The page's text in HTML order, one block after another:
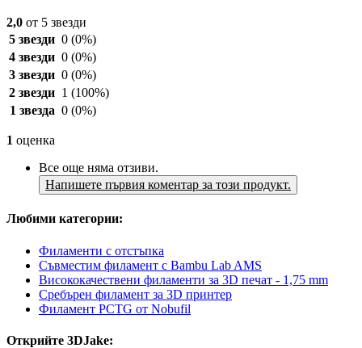
2,0 от 5 звезди
5 звезди 0 (0%)
4 звезди 0 (0%)
3 звезди 0 (0%)
2 звезди 1 (100%)
1 звезда 0 (0%)
1 оценка
Все още няма отзиви.
Напишете първия коментар за този продукт.
Любими категории:
Филаменти с отстъпка
Съвместим филамент с Bambu Lab AMS
Висококачествени филаменти за 3D печат - 1,75 mm
Сребърен филамент за 3D принтер
Филамент PCTG от Nobufil
Открийте 3DJake: